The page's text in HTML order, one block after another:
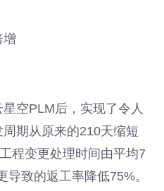
增
星空PLM后，实现了令人
期从原来的210天缩短
程变更处理时间由平均7
致的返工率降低75%。